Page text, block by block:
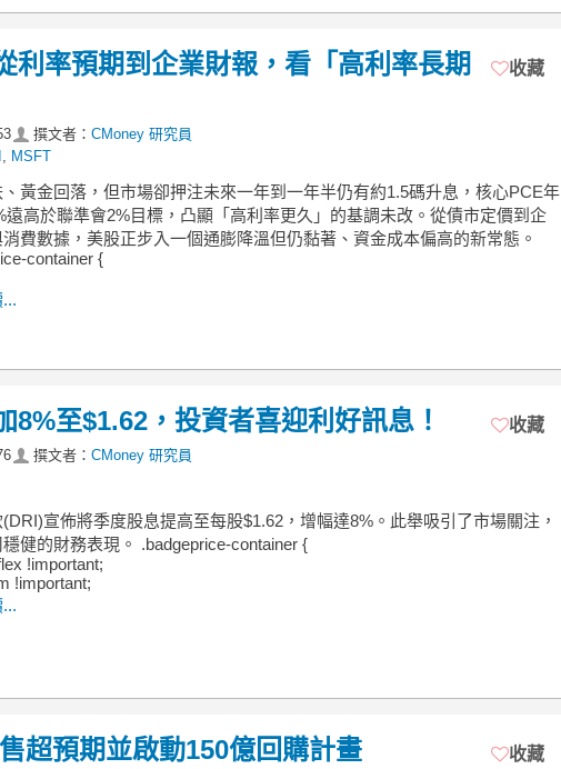
利率預期到企業財報，看「高利率長期
撰文者： CMoney 研究員
MSFT
收藏
黃金回落，但市場卻押注未來一年到一年半仍有約1.5碼升息，核心PCE年
遠高於聯準會2%目標，凸顯「高利率更久」的基調未改。從債市定價到企
費數據，美股正步入一個通膨降溫但仍黏著、資金成本偏高的新常態。
container {
至$1.62，投資者喜迎利好訊息！
撰文者： CMoney 研究員
收藏
宣佈將季度股息提高至每股$1.62，增幅達8%。此舉吸引了市場關注，
健的財務表現。 .badgeprice-container {
!important;
!important;
超預期並啟動150億回購計畫 收藏